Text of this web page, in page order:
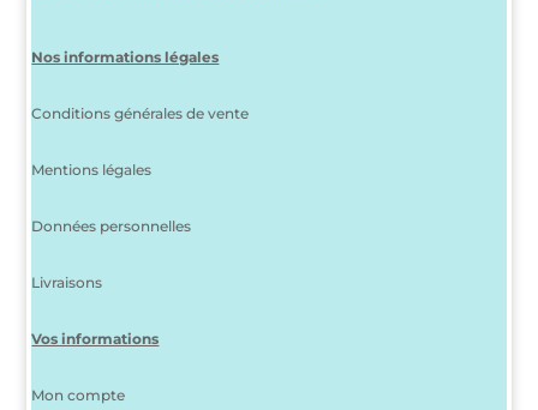
Nos informations légales
Conditions générales de vente
Mentions légales
Données personnelles
Livraisons
Vos informations
Mon compte